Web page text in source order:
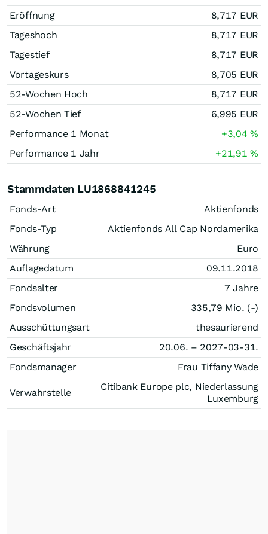
Eröffnung
8,717 EUR
Tageshoch
8,717 EUR
Tagestief
8,717 EUR
Vortageskurs
8,705 EUR
52-Wochen Hoch
8,717 EUR
52-Wochen Tief
6,995 EUR
Performance 1 Monat
+3,04%
Performance 1 Jahr
+21,91%
Stammdaten LU1868841245
Fonds-Art
Aktienfonds
Fonds-Typ
Aktienfonds All Cap Nordamerika
Währung
Euro
Auflagedatum
09.11.2018
Fondsalter
7 Jahre
Fondsvolumen
335,79 Mio. (-)
Ausschüttungsart
thesaurierend
Geschäftsjahr
20.06. – 2027-03-31.
Fondsmanager
Frau Tiffany Wade
Verwahrstelle
Citibank Europe plc, Niederlassung
Luxemburg